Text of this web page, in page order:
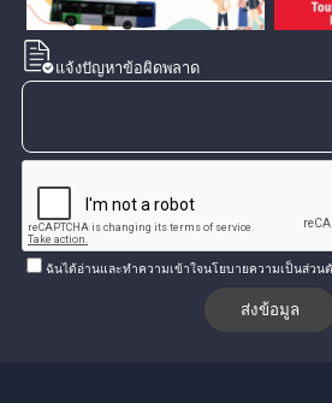
แจ้งปัญหาข้อผิดพลาด
ฉันได้อ่านและทำความเข้าใจนโยบายความเป็นส่วน